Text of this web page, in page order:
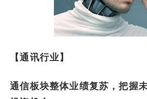
【通讯行业】
通信板块整体业绩复苏，把握